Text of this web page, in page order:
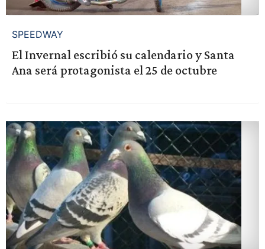
SPEEDWAY
El Invernal escribió su calendario y Santa
Ana será protagonista el 25 de octubre